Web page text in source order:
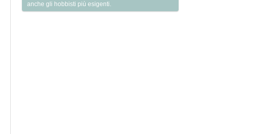
anche gli hobbisti più esigenti.